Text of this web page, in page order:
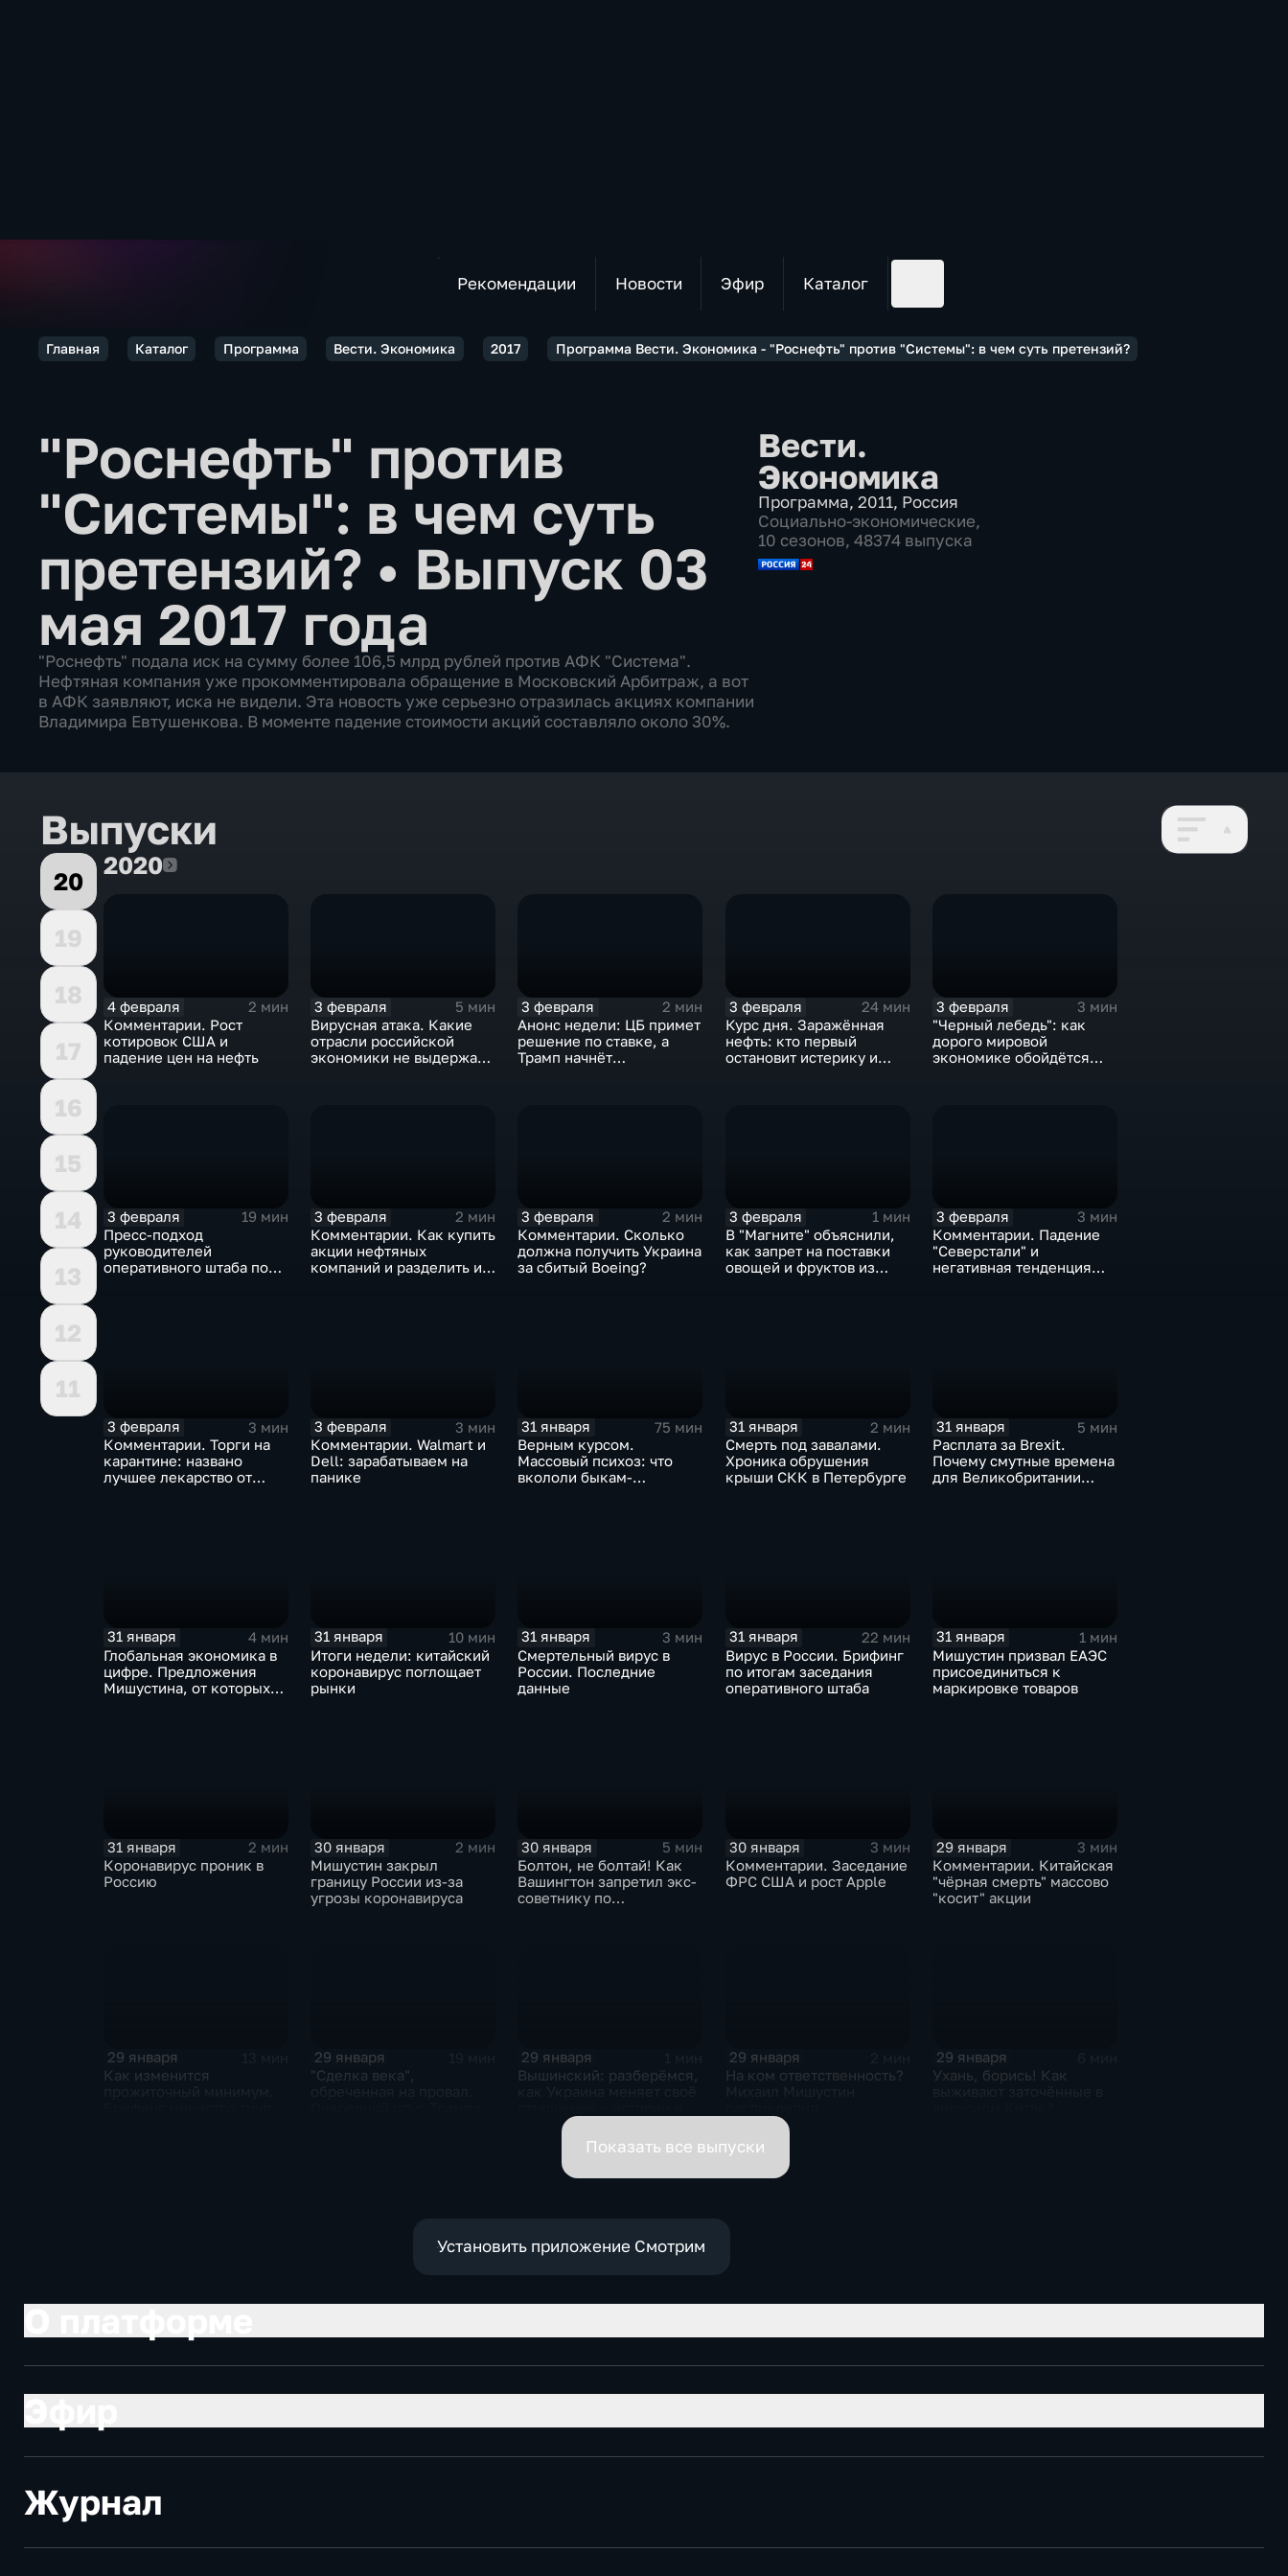
Рекомендации Новости Эфир Каталог
Главная Каталог Программа Вести. Экономика 2017 Программа Вести. Экономика - "Роснефть" против "Системы": в чем суть претензий?
"Роснефть" против
"Системы": в чем суть
претензий? • Выпуск 03
мая 2017 года
"Роснефть" подала иск на сумму более 106,5 млрд рублей против АФК "Система".
Нефтяная компания уже прокомментировала обращение в Московский Арбитраж, а вот
в АФК заявляют, иска не видели. Эта новость уже серьезно отразилась акциях компании
Владимира Евтушенкова. В моменте падение стоимости акций составляло около 30%.
Вести.
Экономика
Программа, 2011, Россия
Социально-экономические,
10 сезонов, 48374 выпуска
Выпуски
20
19
18
17
16
15
14
13
12
11
20202020
4 февраля
2 мин
Комментарии. Рост
котировок США и
падение цен на нефть
3 февраля
5 мин
Вирусная атака. Какие
отрасли российской
экономики не выдержат
3 февраля
2 мин
Анонс недели: ЦБ примет
решение по ставке, а
Трамп начнёт
3 февраля
24 мин
Курс дня. Заражённая
нефть: кто первый
остановит истерику и
3 февраля
3 мин
"Черный лебедь": как
дорого мировой
экономике обойдётся
3 февраля
19 мин
Пресс-подход
руководителей
оперативного штаба по
3 февраля
2 мин
Комментарии. Как купить
акции нефтяных
компаний и разделить их
3 февраля
2 мин
Комментарии. Сколько
должна получить Украина
за сбитый Boeing?
3 февраля
1 мин
В "Магните" объяснили,
как запрет на поставки
овощей и фруктов из
3 февраля
3 мин
Комментарии. Падение
"Северстали" и
негативная тенденция
3 февраля
3 мин
Комментарии. Торги на
карантине: названо
лучшее лекарство от
3 февраля
3 мин
Комментарии. Walmart и
Dell: зарабатываем на
панике
31 января
75 мин
Верным курсом.
Массовый психоз: что
вкололи быкам-
31 января
2 мин
Смерть под завалами.
Хроника обрушения
крыши СКК в Петербурге
31 января
5 мин
Расплата за Brexit.
Почему смутные времена
для Великобритании
31 января
4 мин
Глобальная экономика в
цифре. Предложения
Мишустина, от которых
31 января
10 мин
Итоги недели: китайский
коронавирус поглощает
рынки
31 января
3 мин
Смертельный вирус в
России. Последние
данные
31 января
22 мин
Вирус в России. Брифинг
по итогам заседания
оперативного штаба
31 января
1 мин
Мишустин призвал ЕАЭС
присоединиться к
маркировке товаров
31 января
2 мин
Коронавирус проник в
Россию
30 января
2 мин
Мишустин закрыл
границу России из-за
угрозы коронавируса
30 января
5 мин
Болтон, не болтай! Как
Вашингтон запретил экс-
советнику по
30 января
3 мин
Комментарии. Заседание
ФРС США и рост Apple
29 января
3 мин
Комментарии. Китайская
"чёрная смерть" массово
"косит" акции
29 января
Как изменится
29 января
"Сделка века",
29 января
Вышинский: разберёмся,
почему
29 января
На ком ответственность?
обязанности вице-
премьеров
29 января
Ухань, борись! Как
Показать все выпуски
Установить приложение Смотрим
Журнал